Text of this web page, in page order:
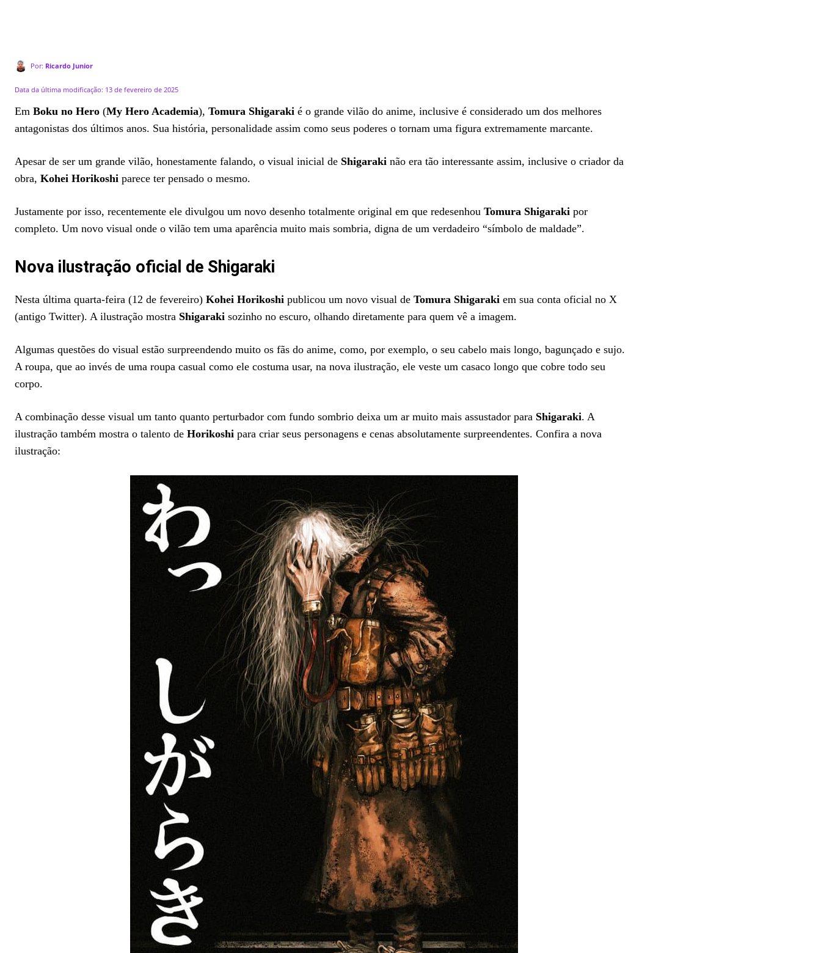
Por: Ricardo Junior
Data da última modificação: 13 de fevereiro de 2025
Em Boku no Hero (My Hero Academia), Tomura Shigaraki é o grande vilão do anime, inclusive é considerado um dos melhores
antagonistas dos últimos anos. Sua história, personalidade assim como seus poderes o tornam uma figura extremamente marcante.
Apesar de ser um grande vilão, honestamente falando, o visual inicial de Shigaraki não era tão interessante assim, inclusive o criador da
obra, Kohei Horikoshi parece ter pensado o mesmo.
Justamente por isso, recentemente ele divulgou um novo desenho totalmente original em que redesenhou Tomura Shigaraki por
completo. Um novo visual onde o vilão tem uma aparência muito mais sombria, digna de um verdadeiro “símbolo de maldade”.
Nova ilustração oficial de Shigaraki
Nesta última quarta-feira (12 de fevereiro) Kohei Horikoshi publicou um novo visual de Tomura Shigaraki em sua conta oficial no X
(antigo Twitter). A ilustração mostra Shigaraki sozinho no escuro, olhando diretamente para quem vê a imagem.
Algumas questões do visual estão surpreendendo muito os fãs do anime, como, por exemplo, o seu cabelo mais longo, bagunçado e sujo.
A roupa, que ao invés de uma roupa casual como ele costuma usar, na nova ilustração, ele veste um casaco longo que cobre todo seu
corpo.
A combinação desse visual um tanto quanto perturbador com fundo sombrio deixa um ar muito mais assustador para Shigaraki. A
ilustração também mostra o talento de Horikoshi para criar seus personagens e cenas absolutamente surpreendentes. Confira a nova
ilustração: